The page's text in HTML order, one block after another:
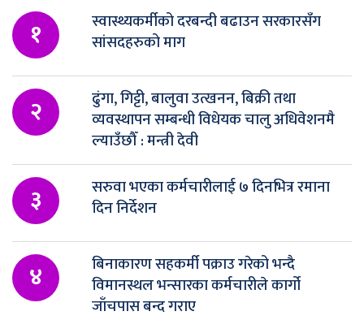
१
स्वास्थ्यकर्मीको दरबन्दी बढाउन सरकारसँग
सांसदहरुको माग
२
ढुंगा, गिट्टी, बालुवा उत्खनन, बिक्री तथा
व्यवस्थापन सम्बन्धी विधेयक चालु अधिवेशनमै
ल्याउँछौँ : मन्त्री देवी
३
सरुवा भएका कर्मचारीलाई ७ दिनभित्र रमाना
दिन निर्देशन
४
बिनाकारण सहकर्मी पक्राउ गरेको भन्दै
विमानस्थल भन्सारका कर्मचारीले कार्गो
जाँचपास बन्द गराए